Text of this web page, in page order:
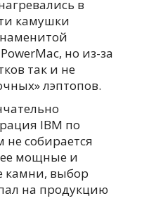
в
камушки
но из-за
так и не
лэптопов.
IBM по
собирается
мощные и
камни, выбор
на продукцию